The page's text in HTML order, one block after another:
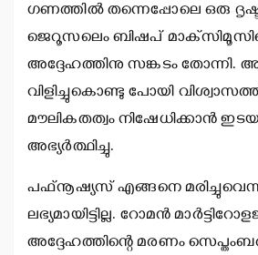
ഗണത്തില്‍ തന്നെപ്പോലെ ഒരു ദൃഷ്ടി
ജെറൂസലെം ബിഷപ്
അദ്ദേഹത്തിനു സങ്കടം തോന്നി.
വിളിച്ചുകൊണ്ടു പോയി
മൗലികതത്വം നിഷേധിക്കാന്‍
അഭ്യര്‍ത്ഥിച്ചു.
പഫ്നൂഷ്യസ് എങ്ങനെ
ലഭ്യമായിട്ടില്ല. റോമന്‍
അദ്ദേഹത്തിന്റെ മരണം സെപ്തംബര്‍